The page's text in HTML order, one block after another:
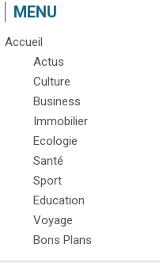
MENU
Accueil
Actus
Culture
Business
Immobilier
Ecologie
Santé
Sport
Education
Voyage
Bons Plans